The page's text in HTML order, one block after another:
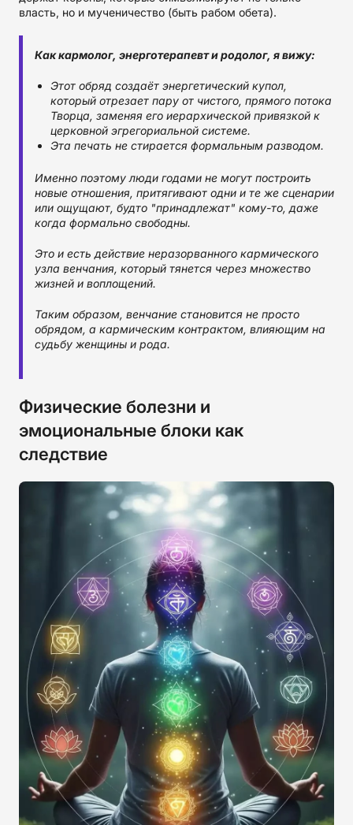
власть, но и мученичество (быть рабом обета).
Как кармолог, энерготерапевт и родолог, я вижу:
Этот обряд создаёт энергетический купол,
который отрезает пару от чистого, прямого потока
Творца, заменяя его иерархической привязкой к
церковной эгрегориальной системе.
Эта печать не стирается формальным разводом.
Именно поэтому люди годами не могут построить
новые отношения, притягивают одни и те же сценарии
или ощущают, будто "принадлежат" кому-то, даже
когда формально свободны.
Это и есть действие неразорванного кармического
узла венчания, который тянется через множество
жизней и воплощений.
Таким образом, венчание становится не просто
обрядом, а кармическим контрактом, влияющим на
судьбу женщины и рода.
Физические болезни и
эмоциональные блоки как
следствие